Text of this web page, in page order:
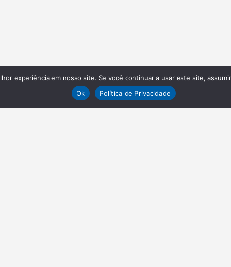
experiência em nosso site. Se você continuar a usar este site,
Ok
Política de Privacidade